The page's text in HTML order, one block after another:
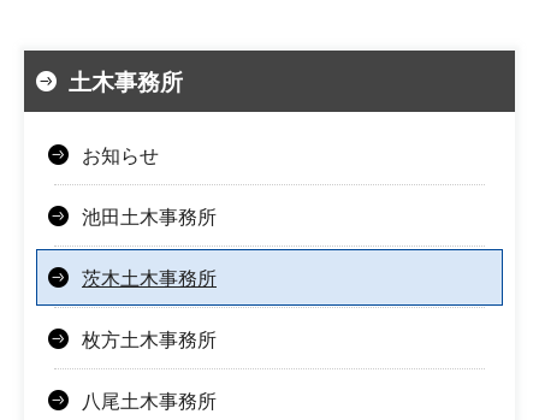
土木事務所
お知らせ
池田土木事務所
茨木土木事務所
枚方土木事務所
八尾土木事務所